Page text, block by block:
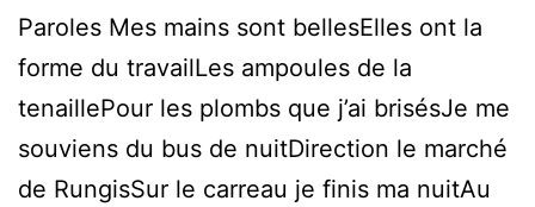
Paroles Mes mains sont bellesElles ont la
forme du travailLes ampoules de la
tenaillePour les plombs que j’ai brisésJe me
souviens du bus de nuitDirection le marché
de RungisSur le carreau je finis ma nuitAu